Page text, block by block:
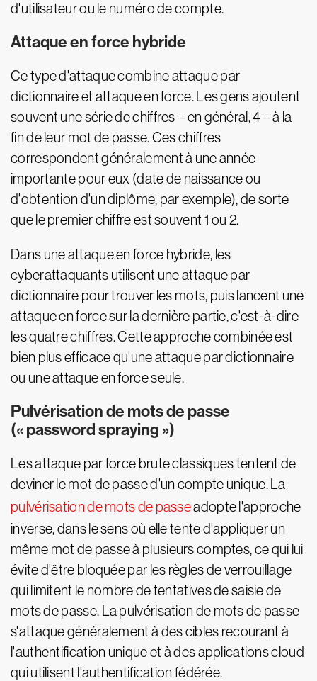
d'utilisateur ou le numéro de compte.
Attaque en force hybride
Ce type d'attaque combine attaque par
dictionnaire et attaque en force. Les gens ajoutent
souvent une série de chiffres – en général, 4 – à la
fin de leur mot de passe. Ces chiffres
correspondent généralement à une année
importante pour eux (date de naissance ou
d'obtention d'un diplôme, par exemple), de sorte
que le premier chiffre est souvent 1 ou 2.
Dans une attaque en force hybride, les
cyberattaquants utilisent une attaque par
dictionnaire pour trouver les mots, puis lancent une
attaque en force sur la dernière partie, c'est-à-dire
les quatre chiffres. Cette approche combinée est
bien plus efficace qu'une attaque par dictionnaire
ou une attaque en force seule.
Pulvérisation de mots de passe
(« password spraying »)
Les attaque par force brute classiques tentent de
deviner le mot de passe d'un compte unique. La
pulvérisation de mots de passeadopte l'approche
inverse, dans le sens où elle tente d'appliquer un
même mot de passe à plusieurs comptes, ce qui lui
évite d'être bloquée par les règles de verrouillage
qui limitent le nombre de tentatives de saisie de
mots de passe. La pulvérisation de mots de passe
s'attaque généralement à des cibles recourant à
l'authentification unique et à des applications cloud
qui utilisent l'authentification fédérée.